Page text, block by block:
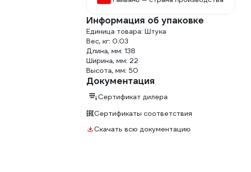
Информация об упаковке
Единица товара: Штука
Вес, кг: 0.03
Длина, мм: 138
Ширина, мм: 22
Высота, мм: 50
Документация
Сертификат дилера
Сертификаты соответствия
Скачать всю документацию